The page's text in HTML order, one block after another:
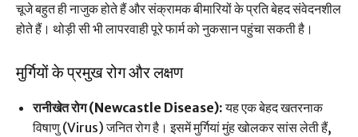
चूजे बहुत ही नाजुक होते हैं और संक्रामक बीमारियों के प्रति बेहद संवेदनशील
होते हैं। थोड़ी सी भी लापरवाही पूरे फार्म को नुकसान पहुंचा सकती है।
मुर्गियों के प्रमुख रोग और लक्षण
रानीखेत रोग (Newcastle Disease):यह एक बेहद खतरनाक
विषाणु (Virus) जनित रोग है। इसमें मुर्गियां मुंह खोलकर सांस लेती हैं,